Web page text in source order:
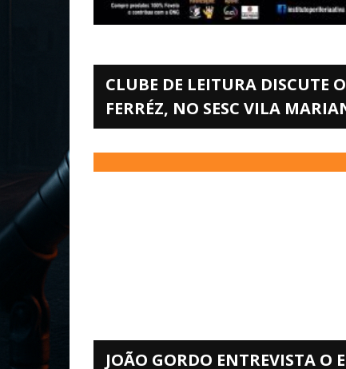
CLUBE DE LEITURA DISCUTE
FERRÉZ, NO SESC VILA
JOÃO GORDO ENTREVISTA O